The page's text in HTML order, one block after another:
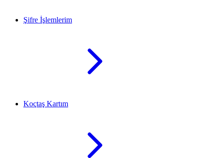
Şifre İşlemlerim
Koçtaş Kartım